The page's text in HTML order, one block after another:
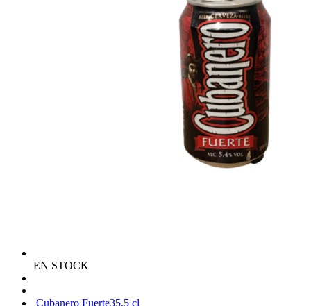
EN STOCK
Cubanero Fuerte35,5 cl